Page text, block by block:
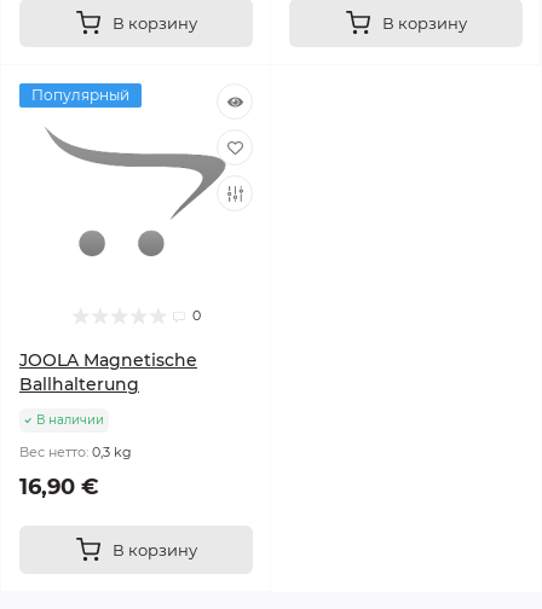
В корзину В корзину
Популярный
0
JOOLA Magnetische
Ballhalterung
В наличии
Вес нетто: 0,3 kg
16,90 €
В корзину